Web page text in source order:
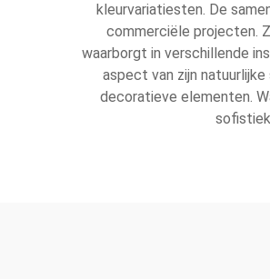
kleurvariatiesten. De
commerciële projecten.
waarborgt in verschillende
aspect van zijn
decoratieve elementen.